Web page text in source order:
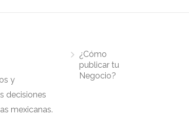
y
decisiones
mexicanas.
¿Cómo
publicar tu
Negocio?